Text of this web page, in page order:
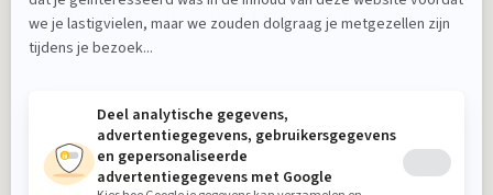
Ontvang nieuws, tips en de laatste acties!
Aanmelden